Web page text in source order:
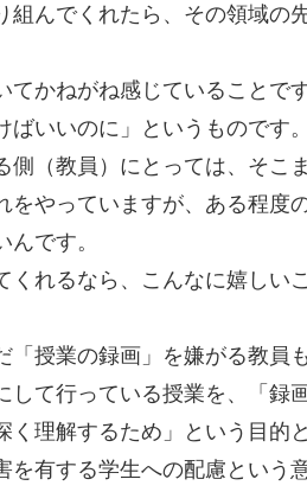
組んでくれたら、その領域の
てかねがね感じていることで
ばいいのに」というものです。
側（教員）にとっては、そこ
をやっていますが、ある程度
です。
くれるなら、こんなに嬉しい
「授業の録画」を嫌がる教員
して行っている授業を、「録
く理解するため」という目的
を有する学生への配慮という